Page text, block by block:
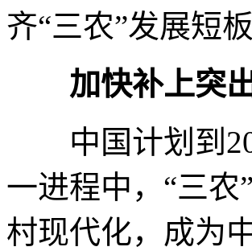
齐“三农”发展短
加快补上突
中国计划到
一进程中，“三
村现代化，成为